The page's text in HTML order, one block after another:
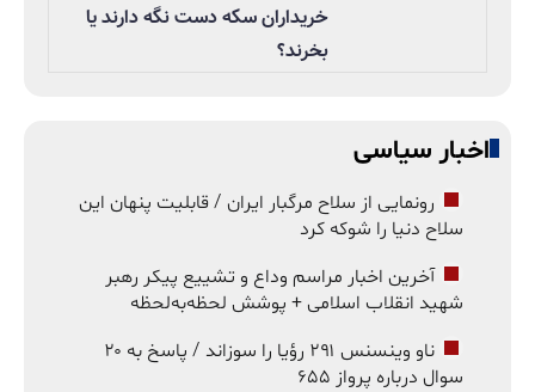
خریداران سکه دست نگه دارند یا
بخرند؟
اخبار سیاسی
رونمایی از سلاح مرگبار ایران / قابلیت پنهان این
سلاح دنیا را شوکه کرد
آخرین اخبار مراسم وداع و تشییع پیکر رهبر
شهید انقلاب اسلامی + پوشش لحظه‌به‌لحظه
ناو وینسنس ۲۹۱ رؤیا را سوزاند / پاسخ به ۲۰
سوال درباره پرواز ۶۵۵